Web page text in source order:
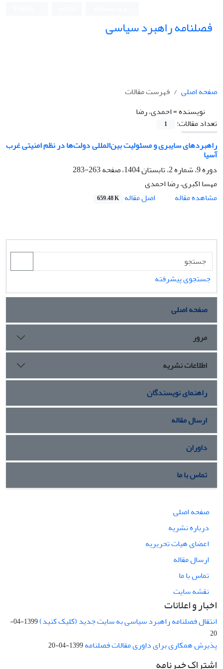
فصلنامه راهبرد سیاسی
صفحه اصلی
فهرست مقالات
نویسنده =احمدی، رضا
تعداد مقالات:
1
راهبردهای سایبری و مسئولیت بین‌المللی دولت‌ها در نظم امنیتی غرب
آسیا
دوره 9، شماره 2، تابستان 1404، صفحه
263-283
مهسا اکبری، رضا احمدی
مشاهده مقاله
اصل مقاله 659.48 K
جستجوی پیشرفته
صفحه اصلی
مرور
اطلاعات نشریه
راهنمای نویسندگان
ارسال مقاله
داوران
تماس با ما
صفحه اصلی
درباره نشریه
اعضای هیات تحریریه
ارسال مقاله
تماس با ما
نقشه سایت
اخبار و اعلانات
انتقال فصلنامه راهبرد سیاسی به سایت جدید (کلیک کنید)
1399-04-
20
پذیرش همکاری برای داوری مقالات فصلنامه1399-04-20
اشتراک خبرنامه